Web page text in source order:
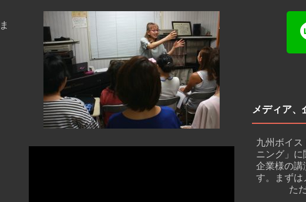
メディア、
九州ボイ
ニング」に
企業様の講
す。まずは
た